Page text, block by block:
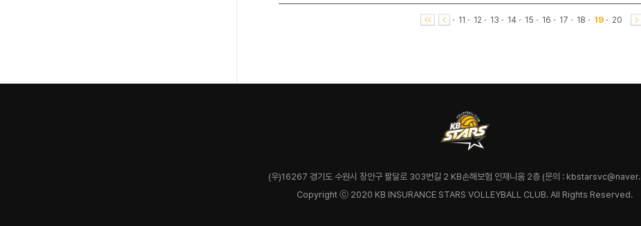
11 12 13 14 15 16 17 18 19 20
(우)16267 경기도 수원시 장안구 팔달로 303번길 2 KB손해보험 인재니움 2층 (문의 :
Copyright ⓒ 2020 KB INSURANCE STARS VOLLEYBALL CLUB. All Rights Reserved.